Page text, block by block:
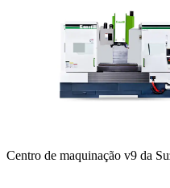
Centro de maquinação v9 da